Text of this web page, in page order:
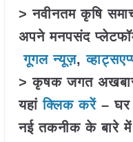
> नवीनतम कृषि
अपने मनपसंद
गूगल न्यूज़,
> कृषक जगत
यहांक्लिक करें– घर
नई तकनीक के बारे